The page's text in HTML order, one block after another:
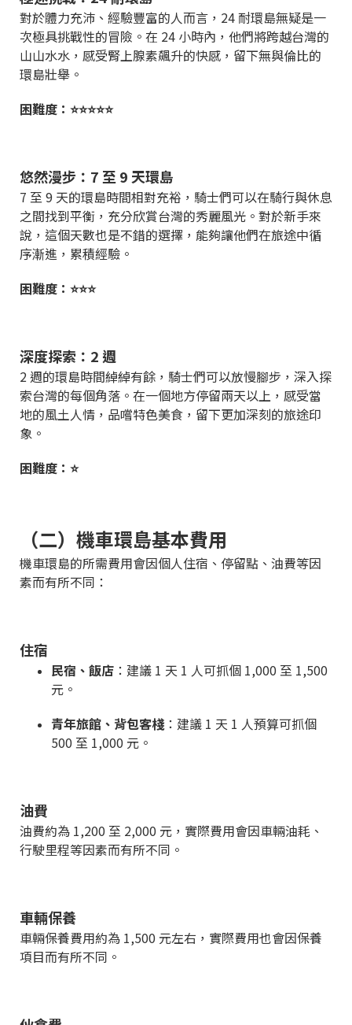
對於體力充沛、經驗豐富的人而言，24 耐環島無疑是一
次極具挑戰性的冒險。在 24 小時內，他們將跨越台灣的
山山水水，感受腎上腺素飆升的快感，留下無與倫比的
環島壯舉。
困難度：⭐⭐⭐⭐⭐
悠然漫步：7 至 9 天環島
7 至 9 天的環島時間相對充裕，騎士們可以在騎行與休息
之間找到平衡，充分欣賞台灣的秀麗風光。對於新手來
說，這個天數也是不錯的選擇，能夠讓他們在旅途中循
序漸進，累積經驗。
困難度：⭐⭐⭐
深度探索：2 週
2 週的環島時間綽綽有餘，騎士們可以放慢腳步，深入探
索台灣的每個角落。在一個地方停留兩天以上，感受當
地的風土人情，品嚐特色美食，留下更加深刻的旅途印
象。
困難度：⭐
（二）機車環島基本費用
機車環島的所需費用會因個人住宿、停留點、油費等因
素而有所不同：
住宿
民宿、飯店 ：建議 1 天 1 人可抓個 1,000 至 1,500
元。
青年旅館、背包客棧：建議 1 天 1 人預算可抓個
500 至 1,000 元。
油費
油費約為 1,200 至 2,000 元，實際費用會因車輛油耗、
行駛里程等因素而有所不同。
車輛保養
車輛保養費用約為 1,500 元左右，實際費用也會因保養
項目而有所不同。